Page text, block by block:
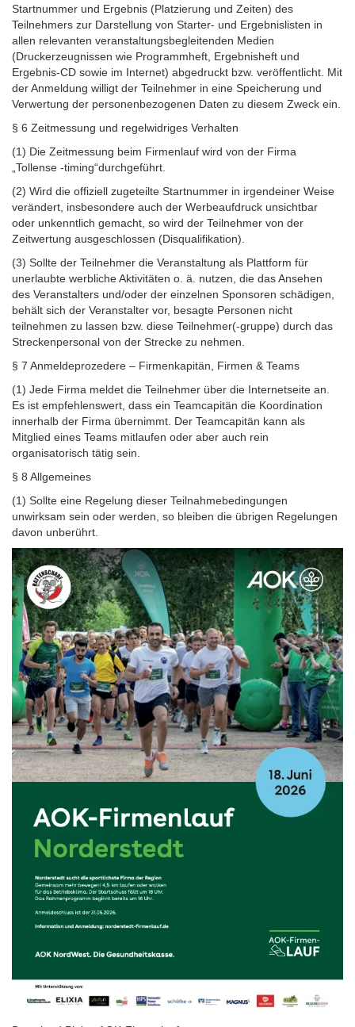
Startnummer und Ergebnis (Platzierung und Zeiten) des
Teilnehmers zur Darstellung von Starter- und Ergebnislisten in
allen relevanten veranstaltungsbegleitenden Medien
(Druckerzeugnissen wie Programmheft, Ergebnisheft und
Ergebnis-CD sowie im Internet) abgedruckt bzw. veröffentlicht. Mit
der Anmeldung willigt der Teilnehmer in eine Speicherung und
Verwertung der personenbezogenen Daten zu diesem Zweck ein.
§ 6 Zeitmessung und regelwidriges Verhalten
(1) Die Zeitmessung beim Firmenlauf wird von der Firma
„Tollense -timing“durchgeführt.
(2) Wird die offiziell zugeteilte Startnummer in irgendeiner Weise
verändert, insbesondere auch der Werbeaufdruck unsichtbar
oder unkenntlich gemacht, so wird der Teilnehmer von der
Zeitwertung ausgeschlossen (Disqualifikation).
(3) Sollte der Teilnehmer die Veranstaltung als Plattform für
unerlaubte werbliche Aktivitäten o. ä. nutzen, die das Ansehen
des Veranstalters und/oder der einzelnen Sponsoren schädigen,
behält sich der Veranstalter vor, besagte Personen nicht
teilnehmen zu lassen bzw. diese Teilnehmer(-gruppe) durch das
Streckenpersonal von der Strecke zu nehmen.
§ 7 Anmeldeprozedere – Firmenkapitän, Firmen & Teams
(1) Jede Firma meldet die Teilnehmer über die Internetseite an.
Es ist empfehlenswert, dass ein Teamcapitän die Koordination
innerhalb der Firma übernimmt. Der Teamcapitän kann als
Mitglied eines Teams mitlaufen oder aber auch rein
organisatorisch tätig sein.
§ 8 Allgemeines
(1) Sollte eine Regelung dieser Teilnahmebedingungen
unwirksam sein oder werden, so bleiben die übrigen Regelungen
davon unberührt.